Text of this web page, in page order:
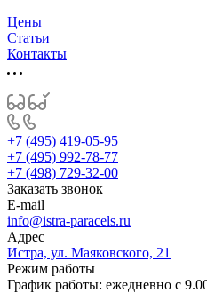
Цены
Статьи
Контакты
+7 (495) 419-05-95
+7 (495) 992-78-77
+7 (498) 729-32-00
Заказать звонок
E-mail
info@istra-paracels.ru
Адрес
Истра, ул. Маяковского, 21
Режим работы
График работы: ежедневно с